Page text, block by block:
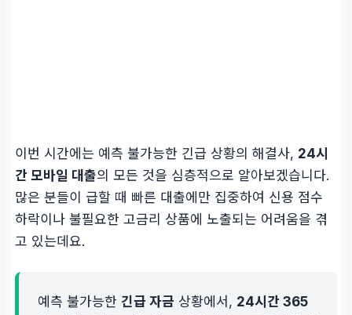
이번 시간에는 예측 불가능한 긴급 상황의 해결사, 24시
간 모바일 대출의 모든 것을 심층적으로 알아보겠습니다.
많은 분들이 급할 때 빠른 대출에만 집중하여 신용 점수
하락이나 불필요한 고금리 상품에 노출되는 어려움을 겪
고 있는데요.
예측 불가능한 긴급 자금 상황에서, 24시간 365